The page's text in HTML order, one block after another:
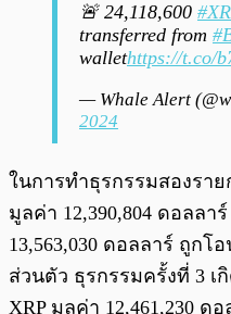
🚨 24,118,600
transferred from
wallethttps://t.co/
— Whale Alert
2024
ในการทำธุรกรรมสองราย
มูลค่า 12,390,804 ดอลลา
13,563,030 ดอลลาร์ ถูกโ
ส่วนตัว ธุรกรรมครั้งที่ 3 เ
XRP มูลค่า 12,461,230 ด